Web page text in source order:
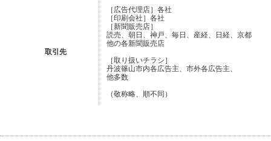
取引先
［広告代理店］各社
［印刷会社］各社
［新聞販売店］
読売、朝日、神戸、毎日、産経、日経、京都
他の各新聞販売店
［取り扱いチラシ］
丹波篠山市内各広告主、市外各広告主、
他多数
（敬称略、順不同）